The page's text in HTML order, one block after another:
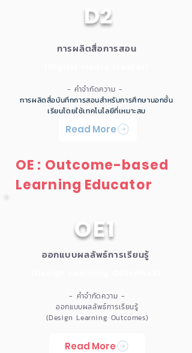
D2
การผลิตสื่อการสอน
- คำจำกัดความ -
การผลิตสื่อบันทึกการสอนสำหรับการศึกษานอกชั้น
เรียนโดยใช้เทคโนโลยีที่เหมาะสม
Read More
OE : Outcome-based
Learning Educator
OE1
ออกแบบผลลัพธ์การเรียนรู้
- คำจำกัดความ -
ออกแบบผลลัพธ์การเรียนรู้
(Design Learning Outcomes)
Read More